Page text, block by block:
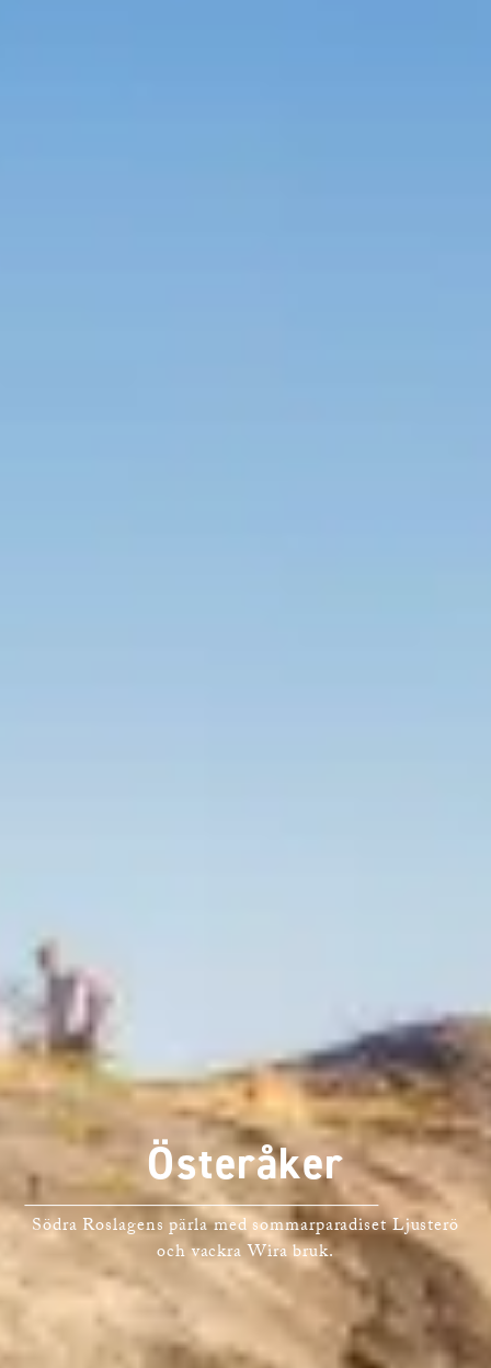
Österåker
Södra Roslagens pärla med sommarparadiset Ljusterö
och vackra Wira bruk.